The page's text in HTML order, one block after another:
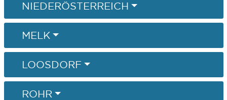
NIEDERÖSTERREICH
MELK
LOOSDORF
ROHR